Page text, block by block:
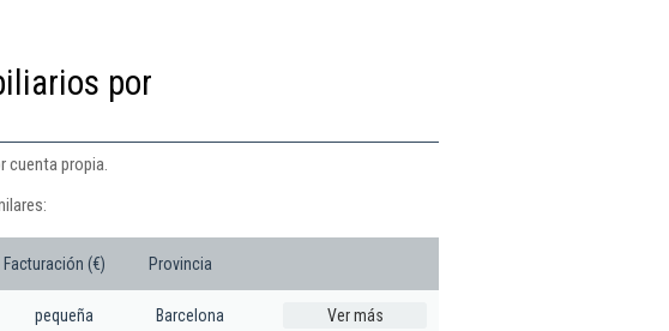
por
cuenta propia.
Facturación (€) Provincia
pequeña Barcelona Ver más